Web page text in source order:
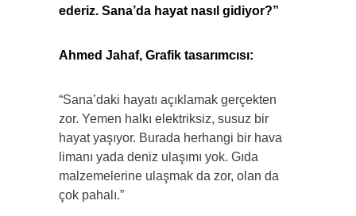
ederiz. Sana’da hayat nasıl gidiyor?”
Ahmed Jahaf, Grafik tasarımcısı:
“Sana’daki hayatı açıklamak gerçekten
zor. Yemen halkı elektriksiz, susuz bir
hayat yaşıyor. Burada herhangi bir hava
limanı yada deniz ulaşımı yok. Gıda
malzemelerine ulaşmak da zor, olan da
çok pahalı.”